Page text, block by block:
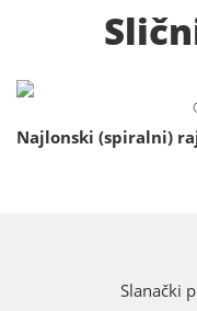
Slanački